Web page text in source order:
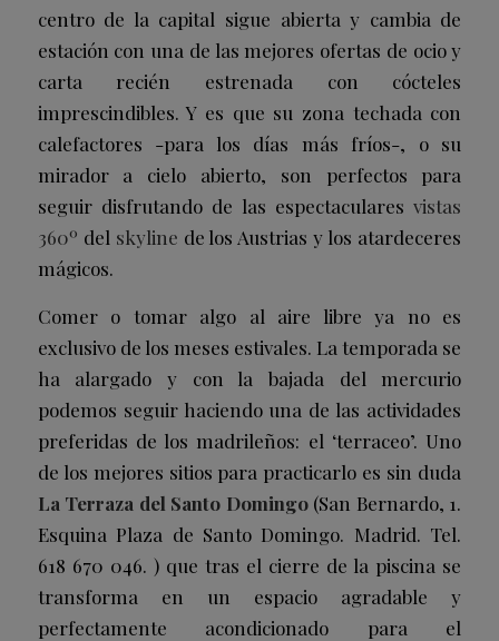
centro de la capital sigue abierta y cambia de
estación con una de las mejores ofertas de ocio y
carta recién estrenada con cócteles
imprescindibles. Y es que su zona techada con
calefactores -para los días más fríos-, o su
mirador a cielo abierto, son perfectos para
seguir disfrutando de las espectacularesvistas
360º del skyline de los Austrias y los atardeceres
mágicos.
Comer o tomar algo al aire libre ya no es
exclusivo de los meses estivales. La temporada se
ha alargado y con la bajada del mercurio
podemos seguir haciendo una de las actividades
preferidas de los madrileños: el ‘terraceo’. Uno
de los mejores sitios para practicarlo es sin duda
La Terraza del Santo Domingo(San Bernardo, 1.
Esquina Plaza de Santo Domingo. Madrid. Tel.
618 670 046. ) que tras el cierre de la piscina se
transforma en un espacio agradable y
perfectamente acondicionado para el